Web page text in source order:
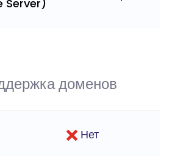
Server)
доменов
Нет